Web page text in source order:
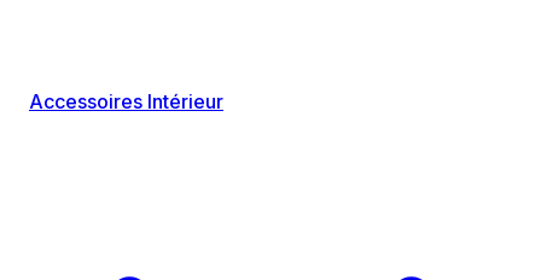
Accessoires Intérieur